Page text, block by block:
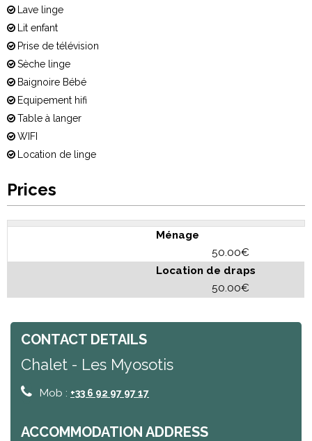
Lave linge
Lit enfant
Prise de télévision
Sèche linge
Baignoire Bébé
Equipement hifi
Table à langer
WIFI
Location de linge
Prices
Ménage
50.00€
Location de draps
50.00€
CONTACT DETAILS
Chalet - Les Myosotis
Mob : +33 6 92 97 97 17
ACCOMMODATION ADDRESS